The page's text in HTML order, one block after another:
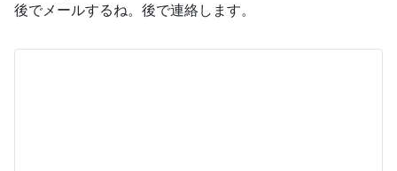
後でメールするね。後で連絡します。